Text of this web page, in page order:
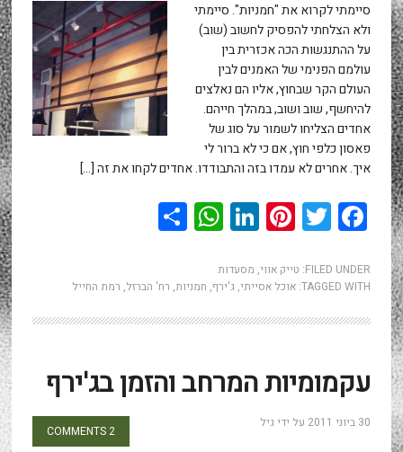
סיימתי לקרוא את "חמניות". סיימתי
ולא הצלחתי להפסיק לחשוב (שוב)
על ההתנגשות הכה אכזרית בין
עולמם הפנימי של האמנים לבין
העולם הקר שבחוץ, אליו הם נאלצים
להיחשף, שוב ושוב, במהלך חייהם.
אחדים הצליחו לשמור על סוג של
פאסון כלפי חוץ, אם כי לא ברור לי
איך. אחרים לא עמדו בזה והתבודדו. אחדים לקחו את זה […]
Facebook
Twitter
Pinterest
LinkedIn
WhatsApp
Share
FILED UNDER: טייק אווי, מסעדות
TAGGED WITH: אוכל אסייתי, ג'ירף, חמניות, רח' הברזל, רמת החייל
עקמומיות המרחב והזמן בג'ירף
30 ביוני 2011 על ידיגיל
2 COMMENTS